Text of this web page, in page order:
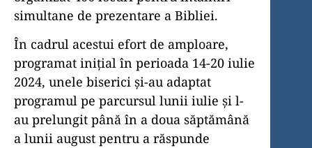
simultane de prezentare a Bibliei.
În cadrul acestui efort de amploare,
programat inițial în perioada 14-20 iulie
2024, unele biserici și-au adaptat
programul pe parcursul lunii iulie și l-
au prelungit până în a doua săptămână
a lunii august pentru a răspunde